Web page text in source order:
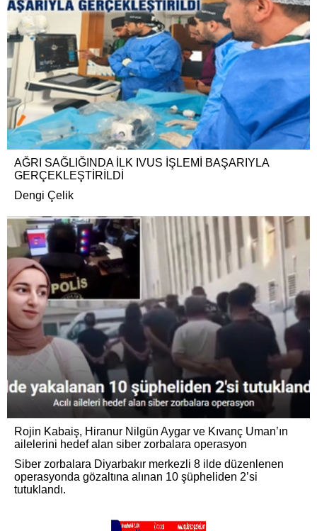
AĞRI SAĞLIĞINDA İLK IVUS İŞLEMİ BAŞARIYLA
GERÇEKLEŞTİRİLDİ
Dengi Çelik
Rojin Kabaiş, Hiranur Nilgün Aygar ve Kıvanç Uman’ın
ailelerini hedef alan siber zorbalara operasyon
Siber zorbalara Diyarbakır merkezli 8 ilde düzenlenen
operasyonda gözaltına alınan 10 şüpheliden 2’si
tutuklandı.